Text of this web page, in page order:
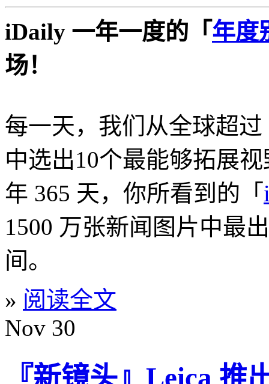
iDaily 一年一度的「 年度
场！
每一天，我们从全球超过
中选出10个最能够拓展
年 365 天，你所看到的「
1500 万张新闻图片中最
间。
» 阅读全文
Nov 30
『新镜头』Leica 推